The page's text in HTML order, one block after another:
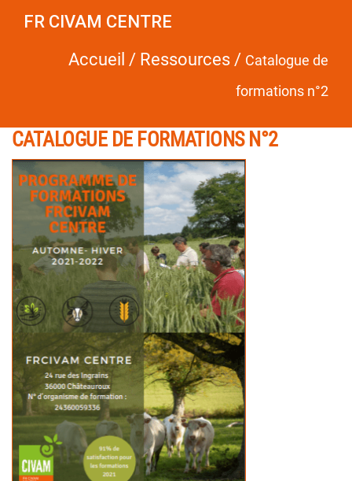
FR CIVAM CENTRE
Accueil / Ressources / Catalogue de
formations n°2
CATALOGUE DE FORMATIONS N°2